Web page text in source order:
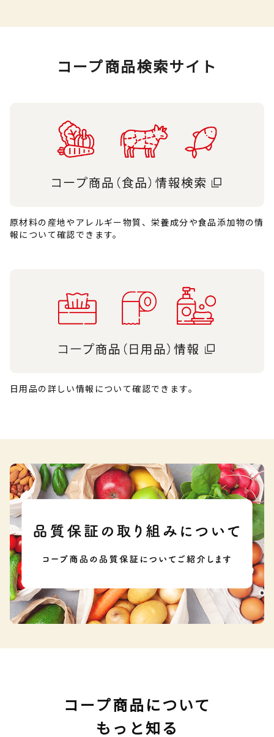
コープ商品検索サイト
原材料の産地やアレルギー物質、栄養成分や食品添加物の情
報について確認できます。
日用品の詳しい情報について確認できます。
コープ商品について
もっと知る